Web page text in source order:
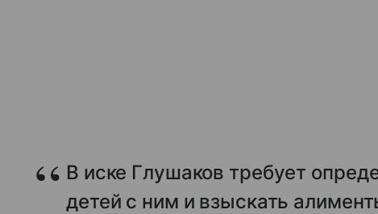
В иске Глушаков требует
детей с ним и взыскать